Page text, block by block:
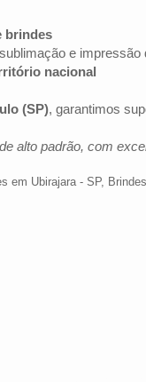
brindes
e impressão
nacional
(SP), garantimos
alto padrão, com
em Ubirajara - SP,